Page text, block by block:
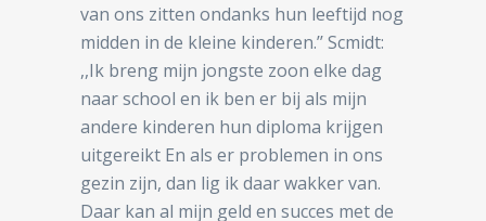
van ons zitten ondanks hun leeftijd nog
midden in de kleine kinderen.’’ Scmidt:
,,Ik breng mijn jongste zoon elke dag
naar school en ik ben er bij als mijn
andere kinderen hun diploma krijgen
uitgereikt En als er problemen in ons
gezin zijn, dan lig ik daar wakker van.
Daar kan al mijn geld en succes met de